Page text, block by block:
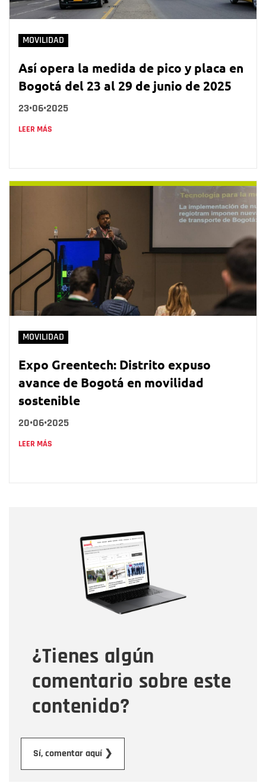
MOVILIDAD
Así opera la medida de pico y placa en
Bogotá del 23 al 29 de junio de 2025
23•06•2025
LEER MÁS
MOVILIDAD
Expo Greentech: Distrito expuso
avance de Bogotá en movilidad
sostenible
20•06•2025
LEER MÁS
¿Tienes algún
comentario sobre este
contenido?
Sí, comentar aquí ❯
Correo electrónico
Tipo de comentario
Mensaje